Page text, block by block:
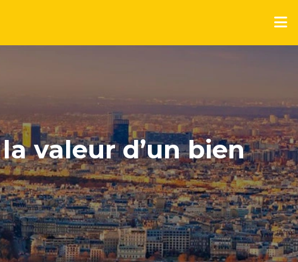
valeur d’un bien